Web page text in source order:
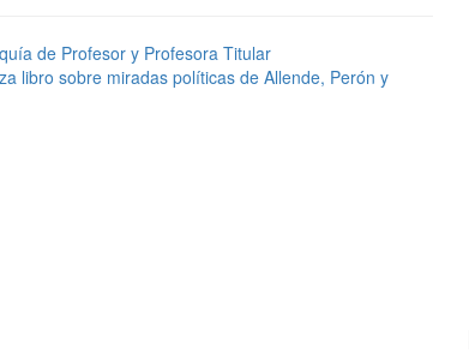
de Profesor y Profesora Titular
libro sobre miradas políticas de Allende, Perón y